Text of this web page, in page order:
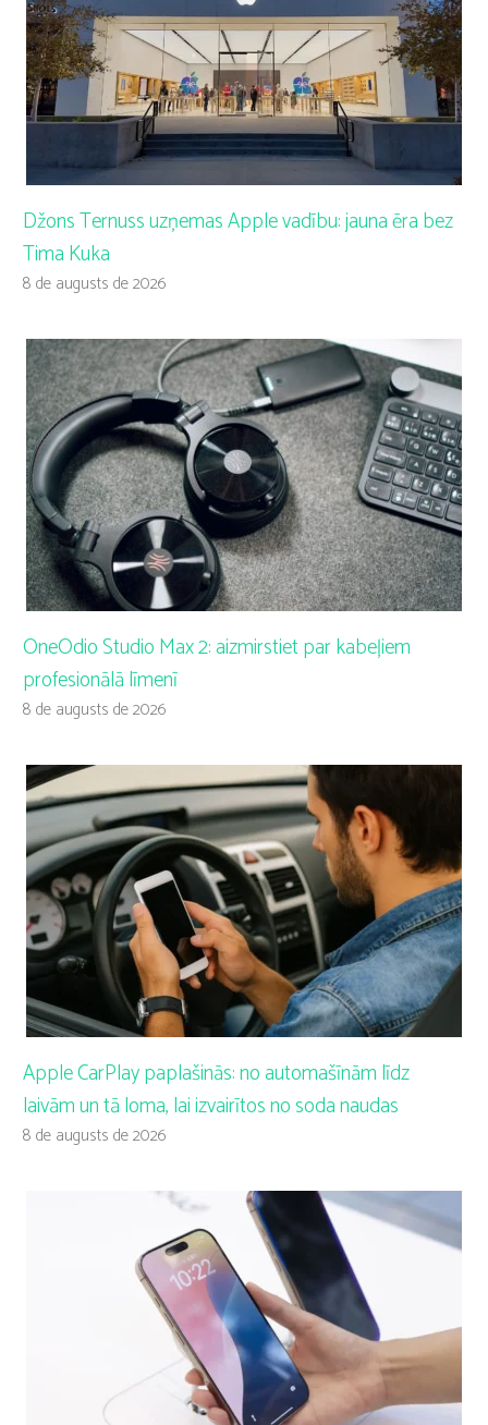
Džons Ternuss uzņemas Apple vadību: jauna ēra bez
Tima Kuka
8 de augusts de 2026
OneOdio Studio Max 2: aizmirstiet par kabeļiem
profesionālā līmenī
8 de augusts de 2026
Apple CarPlay paplašinās: no automašīnām līdz
laivām un tā loma, lai izvairītos no soda naudas
8 de augusts de 2026